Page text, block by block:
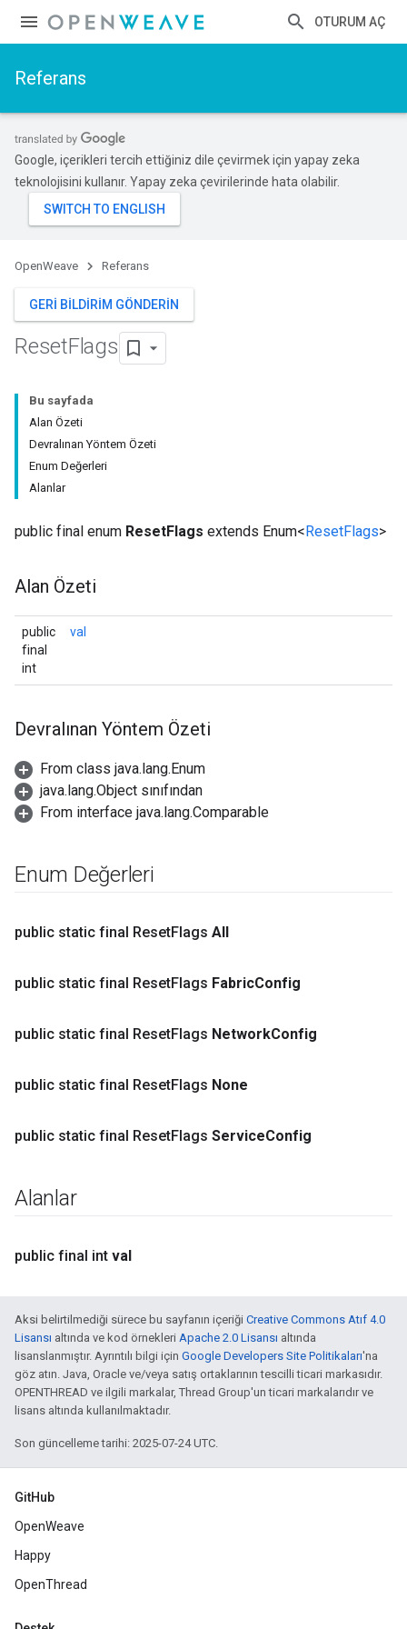
OTURUM AÇ
Referans
Google, içerikleri tercih ettiğiniz dile çevirmek için yapay zeka
teknolojisini kullanır. Yapay zeka çevirilerinde hata olabilir.
OpenWeave Referans
GERI BILDIRIM GÖNDERIN
ResetFlags
Bu sayfada
Alan Özeti
Devralınan Yöntem Özeti
Enum Değerleri
Alanlar
public final enum ResetFlags extends Enum<ResetFlags>
Alan Özeti
public
final
int
val
Devralınan Yöntem Özeti
From class java.lang.Enum
java.lang.Object sınıfından
From interface java.lang.Comparable
Enum Değerleri
public static final ResetFlags All
public static final ResetFlags FabricConfig
public static final ResetFlags NetworkConfig
public static final ResetFlags None
public static final ResetFlags ServiceConfig
Alanlar
public final int val
Aksi belirtilmediği sürece bu sayfanın içeriği Creative Commons Atıf 4.0
Lisansı altında ve kod örnekleri Apache 2.0 Lisansı altında
lisanslanmıştır. Ayrıntılı bilgi için Google Developers Site Politikaları'na
göz atın. Java, Oracle ve/veya satış ortaklarının tescilli ticari markasıdır.
OPENTHREAD ve ilgili markalar, Thread Group'un ticari markalarıdır ve
lisans altında kullanılmaktadır.
Son güncelleme tarihi: 2025-07-24 UTC.
GitHub
OpenWeave
Happy
OpenThread